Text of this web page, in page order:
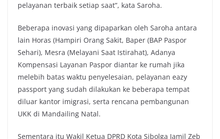
pelayanan terbaik setiap saat”, kata Saroha.
Beberapa inovasi yang dipaparkan oleh Saroha antara
lain Horas (Hampiri Orang Sakit, Baper (BAP Paspor
Sehari), Mesra (Melayani Saat Istirahat), Adanya
Kompensasi Layanan Paspor diantar ke rumah jika
melebih batas waktu penyelesaian, pelayanan eazy
passport yang sudah dilakukan ke beberapa tempat
diluar kantor imigrasi, serta rencana pembangunan
UKK di Mandailing Natal.
Sementara itu Wakil Ketua DPRD Kota Sibolga Jamil Zeb